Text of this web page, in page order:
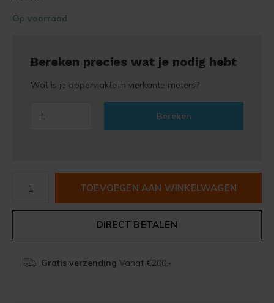
Op voorraad
Bereken precies wat je nodig hebt
Wat is je oppervlakte in vierkante meters?
Bereken
TOEVOEGEN AAN WINKELWAGEN
DIRECT BETALEN
Gratis verzending Vanaf €200,-